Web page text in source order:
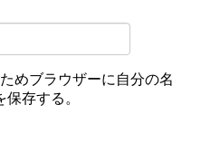
めブラウザーに自分の名
存する。